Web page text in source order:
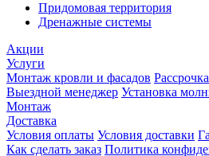
Придомовая территория
Дренажные системы
Акции
Услуги
Монтаж кровли и фасадов Рассрочка
Выездной менеджер Установка
Монтаж
Доставка
Условия оплаты Условия доставки
Как сделать заказ Политика